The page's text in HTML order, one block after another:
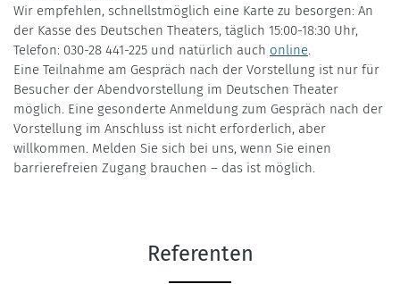
Wir empfehlen, schnellstmöglich eine Karte zu besorgen: An
der Kasse des Deutschen Theaters, täglich 15:00-18:30 Uhr,
Telefon: 030-28 441-225 und natürlich auch online.
Eine Teilnahme am Gespräch nach der Vorstellung ist nur für
Besucher der Abendvorstellung im Deutschen Theater
möglich. Eine gesonderte Anmeldung zum Gespräch nach der
Vorstellung im Anschluss ist nicht erforderlich, aber
willkommen. Melden Sie sich bei uns, wenn Sie einen
barrierefreien Zugang brauchen – das ist möglich.
Referenten